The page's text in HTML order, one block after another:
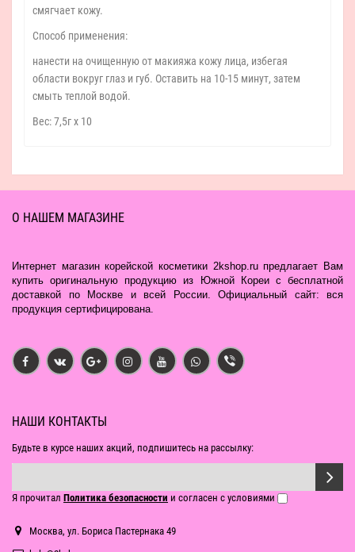
смягчает кожу.
Способ применения:
нанести на очищенную от макияжа кожу лица, избегая
области вокруг глаз и губ. Оставить на 10-15 минут, затем
смыть теплой водой.
Вес: 7,5г х 10
О НАШЕМ МАГАЗИНЕ
Интернет магазин корейской косметики 2kshop.ru предлагает Вам
купить оригинальную продукцию из Южной Кореи с бесплатной
доставкой по Москве и всей России. Официальный сайт: вся
продукция сертифицирована.
НАШИ КОНТАКТЫ
Будьте в курсе наших акций, подпишитесь на рассылку:
Я прочитал Политика безопасности и согласен с условиями
Москва, ул. Бориса Пастернака 49